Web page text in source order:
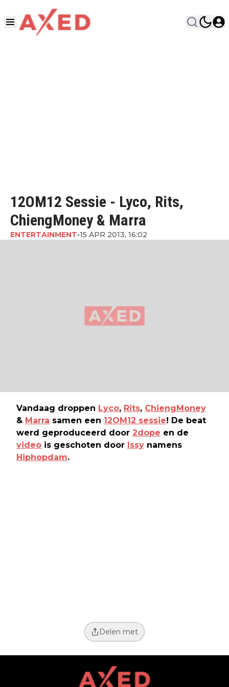
12OM12 Sessie - Lyco, Rits,
ChiengMoney & Marra
ENTERTAINMENT•15 APR 2013, 16:02
Vandaag droppen Lyco, Rits, ChiengMoney
& Marra samen een 12OM12 sessie! De beat
werd geproduceerd door 2dope en de
video is geschoten door Issy namens
Hiphopdam.
Delen met